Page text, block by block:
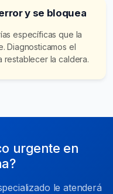
y se bloquea
específicas que la
Diagnosticamos el
restablecer la caldera.
urgente en
le atenderá